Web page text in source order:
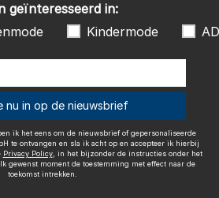
Herenmode
ben ik het eens om de nieuwsbrief of
van de SCHIESSER GmbH te ontvangen en
ik hierbij ook de instructies en uitleg in de
de instructies onder het item
bezorgen met
geïnteresseerd in:
Kindermode
nu in op de nieuwsbrief
ik het eens om de nieuwsbrief of gepersonaliseerde
te ontvangen en sla ik acht op en accepteer ik hierbij
Privacy Policy, in het bijzonder de instructies onder het
gewenst moment de toestemming met effect naar de
toekomst intrekken.